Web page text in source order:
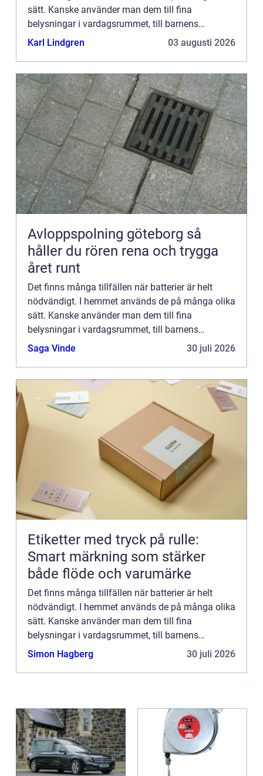
sätt. Kanske använder man dem till fina
belysningar i vardagsrummet, till barnens
leksaker, till tv-dosorna i sällskapsrummet eller
Karl Lindgren 03 augusti 2026
Avloppspolning göteborg så
håller du rören rena och trygga
året runt
Det finns många tillfällen när batterier är helt
nödvändigt. I hemmet används de på många olika
sätt. Kanske använder man dem till fina
belysningar i vardagsrummet, till barnens
leksaker, till tv-dosorna i sällskapsrummet eller
Saga Vinde 30 juli 2026
Etiketter med tryck på rulle:
Smart märkning som stärker
både flöde och varumärke
Det finns många tillfällen när batterier är helt
nödvändigt. I hemmet används de på många olika
sätt. Kanske använder man dem till fina
belysningar i vardagsrummet, till barnens
leksaker, till tv-dosorna i sällskapsrummet eller
Simon Hagberg 30 juli 2026